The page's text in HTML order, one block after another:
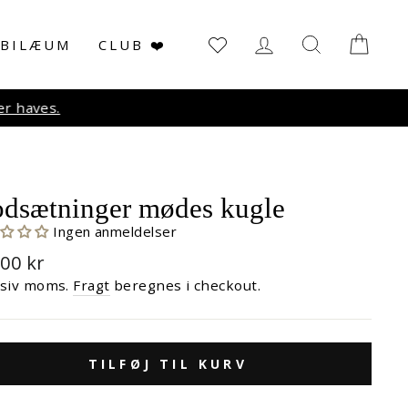
CLUB ❤️ LOG INSØG
haves.
mødes kugle
Ingen anmeldelser
kr
moms. Fragt beregnes i checkout.
TILFØJ TIL KURV